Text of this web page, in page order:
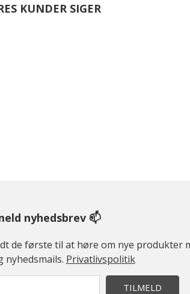
KUNDER SIGER
nyhedsbrev 📫
de første til at høre om nye
nyhedsmails. Privatlivspolitik
TILMELD